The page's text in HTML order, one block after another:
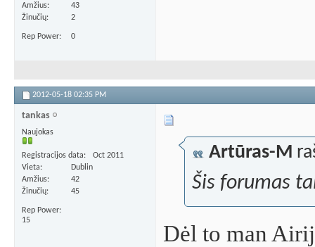
Amžius
43
Žinučių
2
Rep Power 0
2012-05-18 02:35 PM
tankas
Naujokas
Registracijos data
Oct 2011
Vieta
Dublin
Amžius
42
Žinučių
45
Rep Power
15
Artūras-M
Šis forumas
Dėl to man